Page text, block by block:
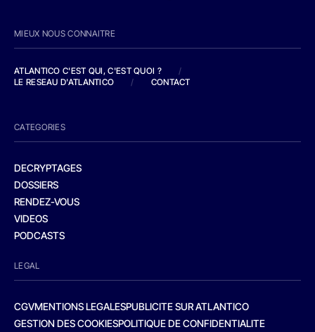
MIEUX NOUS CONNAITRE
ATLANTICO C'EST QUI, C'EST QUOI ?
/
LE RESEAU D'ATLANTICO
/ CONTACT
CATEGORIES
DECRYPTAGES
DOSSIERS
RENDEZ-VOUS
VIDEOS
PODCASTS
LEGAL
CGVMENTIONS LEGALESPUBLICITE SUR ATLANTICO
GESTION DES COOKIESPOLITIQUE DE CONFIDENTIALITE